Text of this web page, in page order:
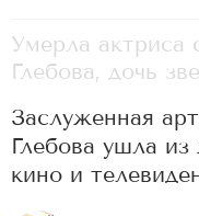
Умерла актриса
Глебова, дочь
Заслуженная
Глебова ушла
кино и